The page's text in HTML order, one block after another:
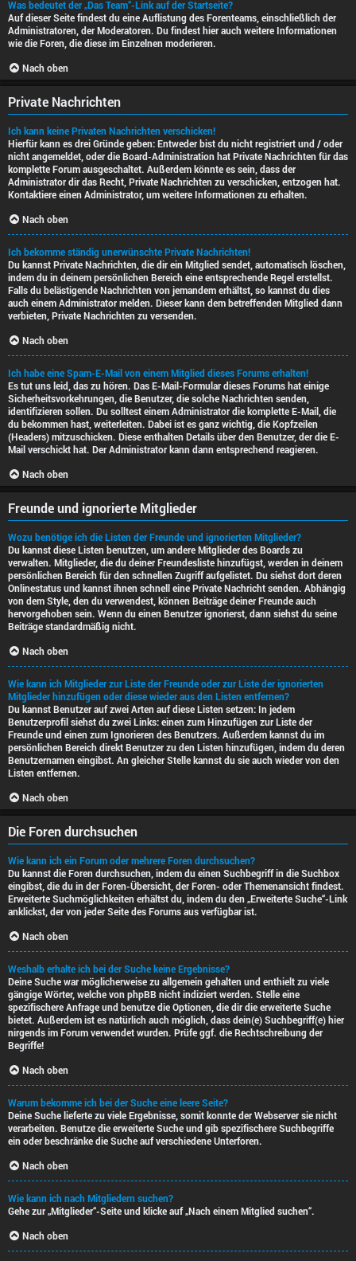
Was bedeutet der „Das Team“-Link auf der Startseite?
Auf dieser Seite findest du eine Auflistung des Forenteams, einschließlich der
Administratoren, der Moderatoren. Du findest hier auch weitere Informationen
wie die Foren, die diese im Einzelnen moderieren.
Nach oben
Private Nachrichten
Ich kann keine Privaten Nachrichten verschicken!
Hierfür kann es drei Gründe geben: Entweder bist du nicht registriert und / oder
nicht angemeldet, oder die Board-Administration hat Private Nachrichten für das
komplette Forum ausgeschaltet. Außerdem könnte es sein, dass der
Administrator dir das Recht, Private Nachrichten zu verschicken, entzogen hat.
Kontaktiere einen Administrator, um weitere Informationen zu erhalten.
Nach oben
Ich bekomme ständig unerwünschte Private Nachrichten!
Du kannst Private Nachrichten, die dir ein Mitglied sendet, automatisch löschen,
indem du in deinem persönlichen Bereich eine entsprechende Regel erstellst.
Falls du belästigende Nachrichten von jemandem erhältst, so kannst du dies
auch einem Administrator melden. Dieser kann dem betreffenden Mitglied dann
verbieten, Private Nachrichten zu versenden.
Nach oben
Ich habe eine Spam-E-Mail von einem Mitglied dieses Forums erhalten!
Es tut uns leid, das zu hören. Das E-Mail-Formular dieses Forums hat einige
Sicherheitsvorkehrungen, die Benutzer, die solche Nachrichten senden,
identifizieren sollen. Du solltest einem Administrator die komplette E-Mail, die
du bekommen hast, weiterleiten. Dabei ist es ganz wichtig, die Kopfzeilen
(Headers) mitzuschicken. Diese enthalten Details über den Benutzer, der die E-
Mail verschickt hat. Der Administrator kann dann entsprechend reagieren.
Nach oben
Freunde und ignorierte Mitglieder
Wozu benötige ich die Listen der Freunde und ignorierten Mitglieder?
Du kannst diese Listen benutzen, um andere Mitglieder des Boards zu
verwalten. Mitglieder, die du deiner Freundesliste hinzufügst, werden in deinem
persönlichen Bereich für den schnellen Zugriff aufgelistet. Du siehst dort deren
Onlinestatus und kannst ihnen schnell eine Private Nachricht senden. Abhängig
von dem Style, den du verwendest, können Beiträge deiner Freunde auch
hervorgehoben sein. Wenn du einen Benutzer ignorierst, dann siehst du seine
Beiträge standardmäßig nicht.
Nach oben
Wie kann ich Mitglieder zur Liste der Freunde oder zur Liste der ignorierten
Mitglieder hinzufügen oder diese wieder aus den Listen entfernen?
Du kannst Benutzer auf zwei Arten auf diese Listen setzen: In jedem
Benutzerprofil siehst du zwei Links: einen zum Hinzufügen zur Liste der
Freunde und einen zum Ignorieren des Benutzers. Außerdem kannst du im
persönlichen Bereich direkt Benutzer zu den Listen hinzufügen, indem du deren
Benutzernamen eingibst. An gleicher Stelle kannst du sie auch wieder von den
Listen entfernen.
Nach oben
Die Foren durchsuchen
Wie kann ich ein Forum oder mehrere Foren durchsuchen?
Du kannst die Foren durchsuchen, indem du einen Suchbegriff in die Suchbox
eingibst, die du in der Foren-Übersicht, der Foren- oder Themenansicht findest.
Erweiterte Suchmöglichkeiten erhältst du, indem du den „Erweiterte Suche“-Link
anklickst, der von jeder Seite des Forums aus verfügbar ist.
Nach oben
Weshalb erhalte ich bei der Suche keine Ergebnisse?
Deine Suche war möglicherweise zu allgemein gehalten und enthielt zu viele
gängige Wörter, welche von phpBB nicht indiziert werden. Stelle eine
spezifischere Anfrage und benutze die Optionen, die dir die erweiterte Suche
bietet. Außerdem ist es natürlich auch möglich, dass dein(e) Suchbegriff(e) hier
nirgends im Forum verwendet wurden. Prüfe ggf. die Rechtschreibung der
Begriffe!
Nach oben
Warum bekomme ich bei der Suche eine leere Seite?
Deine Suche lieferte zu viele Ergebnisse, somit konnte der Webserver sie nicht
verarbeiten. Benutze die erweiterte Suche und gib spezifischere Suchbegriffe
ein oder beschränke die Suche auf verschiedene Unterforen.
Nach oben
Wie kann ich nach Mitgliedern suchen?
Gehe zur „Mitglieder“-Seite und klicke auf „Nach einem Mitglied suchen“.
Nach oben